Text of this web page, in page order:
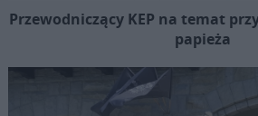
Przewodniczący KEP na temat
papieża